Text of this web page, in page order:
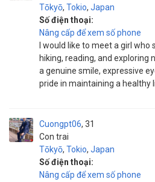
Tōkyō, Tokio, Japan
Số điện thoại:
Nâng cấp để xem số phone
I would like to meet a girl
hiking, reading, and exploring
a genuine smile, expressive
pride in maintaining a healthy
Cuongpt06
Con trai
31
Tōkyō, Tokio, Japan
Số điện thoại:
Nâng cấp để xem số phone